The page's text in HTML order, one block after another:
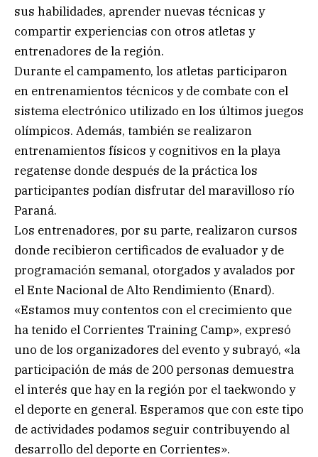
sus habilidades, aprender nuevas técnicas y
compartir experiencias con otros atletas y
entrenadores de la región.
Durante el campamento, los atletas participaron
en entrenamientos técnicos y de combate con el
sistema electrónico utilizado en los últimos juegos
olímpicos. Además, también se realizaron
entrenamientos físicos y cognitivos en la playa
regatense donde después de la práctica los
participantes podían disfrutar del maravilloso río
Paraná.
Los entrenadores, por su parte, realizaron cursos
donde recibieron certificados de evaluador y de
programación semanal, otorgados y avalados por
el Ente Nacional de Alto Rendimiento (Enard).
«Estamos muy contentos con el crecimiento que
ha tenido el Corrientes Training Camp», expresó
uno de los organizadores del evento y subrayó, «la
participación de más de 200 personas demuestra
el interés que hay en la región por el taekwondo y
el deporte en general. Esperamos que con este tipo
de actividades podamos seguir contribuyendo al
desarrollo del deporte en Corrientes».